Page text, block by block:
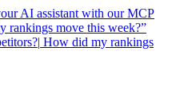
AI assistant with our MCP
rankings move this week?”
How did my rankings